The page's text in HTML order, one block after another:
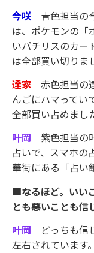
今咲 青色担当の
は、ポケモンの「
いパチリスのカー
は全部買い切りま
達家 赤色担当の
んごにハマってい
全部買い占めまし
叶岡 紫色担当の
占いで、スマホの
華街にある「占い
■なるほど。いい
とも悪いことも信
叶岡 どっちも信
左右されています